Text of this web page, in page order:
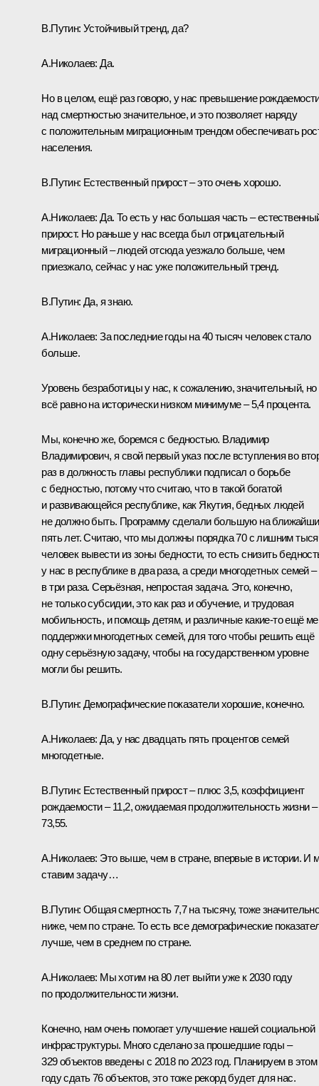
В.Путин: Устойчивый тренд, да?
А.Николаев: Да.
Но в целом, ещё раз говорю, у нас превышение
над смертностью значительное, и это позволяет наряду
с положительным миграционным трендом обеспечивать
населения.
В.Путин: Естественный прирост – это очень хорошо.
А.Николаев: Да. То есть у нас большая часть –
прирост. Но раньше у нас всегда был отрицательный
миграционный – людей отсюда уезжало больше, чем
приезжало, сейчас у нас уже положительный тренд.
В.Путин: Да, я знаю.
А.Николаев: За последние годы на 40 тысяч человек стало
больше.
Уровень безработицы у нас, к сожалению, значительный, но
всё равно на исторически низком минимуме – 5,4 процента.
Мы, конечно же, боремся с бедностью. Владимир
Владимирович, я свой первый указ после вступления во
раз в должность главы республики подписал о борьбе
с бедностью, потому что считаю, что в такой богатой
и развивающейся республике, как Якутия, бедных людей
не должно быть. Программу сделали большую на
пять лет. Считаю, что мы должны порядка 70 с лишним
человек вывести из зоны бедности, то есть снизить
у нас в республике в два раза, а среди многодетных семей –
в три раза. Серьёзная, непростая задача. Это, конечно,
не только субсидии, это как раз и обучение, и трудовая
мобильность, и помощь детям, и различные какие-то ещё
поддержки многодетных семей, для того чтобы решить ещё
одну серьёзную задачу, чтобы на государственном уровне
могли бы решить.
В.Путин: Демографические показатели хорошие, конечно.
А.Николаев: Да, у нас двадцать пять процентов семей
многодетные.
В.Путин: Естественный прирост – плюс 3,5, коэффициент
рождаемости – 11,2, ожидаемая продолжительность жизни –
73,55.
А.Николаев: Это выше, чем в стране, впервые в истории. И
ставим задачу…
В.Путин: Общая смертность 7,7 на тысячу, тоже
ниже, чем по стране. То есть все демографические
лучше, чем в среднем по стране.
А.Николаев: Мы хотим на 80 лет выйти уже к 2030 году
по продолжительности жизни.
Конечно, нам очень помогает улучшение нашей социальной
инфраструктуры. Много сделано за прошедшие годы –
329 объектов введены с 2018 по 2023 год. Планируем в этом
году сдать 76 объектов, это тоже рекорд будет для нас.